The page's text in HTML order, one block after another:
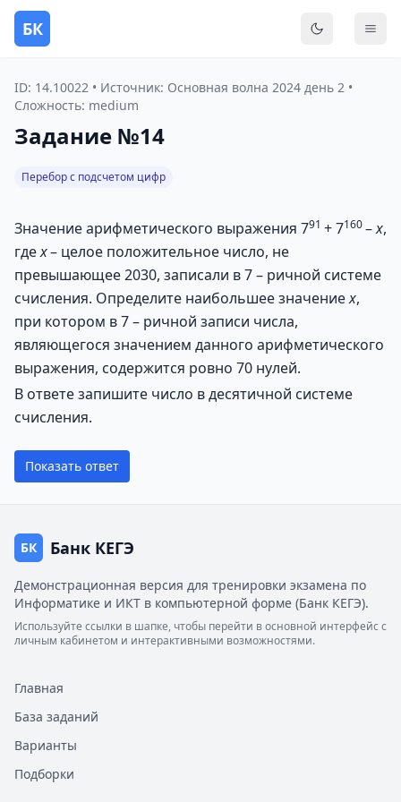
БК
ID: 14.10022 • Источник: Основная волна 2024 день 2 •
Сложность: medium
Задание №14
Перебор с подсчетом цифр
Значение арифметического выражения 791 + 7160–х,
гдех– целое положительное число, не
превышающее 2030, записали в 7 – ричной системе
счисления. Определите наибольшее значениех,
при котором в 7 – ричной записи числа,
являющегося значением данного арифметического
выражения, содержится ровно 70 нулей.
В ответе запишите число в десятичной системе
счисления.
Показать ответ
БК Банк КЕГЭ
Демонстрационная версия для тренировки экзамена по
Информатике и ИКТ в компьютерной форме (Банк КЕГЭ).
Используйте ссылки в шапке, чтобы перейти в основной интерфейс с
личным кабинетом и интерактивными возможностями.
Главная
База заданий
Варианты
Подборки